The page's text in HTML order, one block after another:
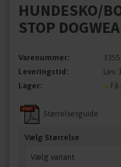
HUNDESKO/
STOP
Varenummer:
Leveringstid:
Lev.
Lager:
Størrelsesguide
Vælg Størrelse